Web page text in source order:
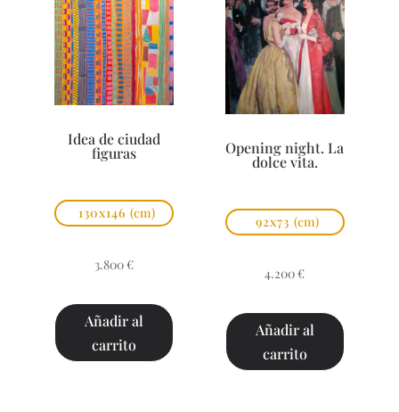
Idea de ciudad
figuras
130x146 (cm)
3.800 €
Añadir al
carrito
Opening night. La
dolce vita.
92x73 (cm)
4.200 €
Añadir al
carrito